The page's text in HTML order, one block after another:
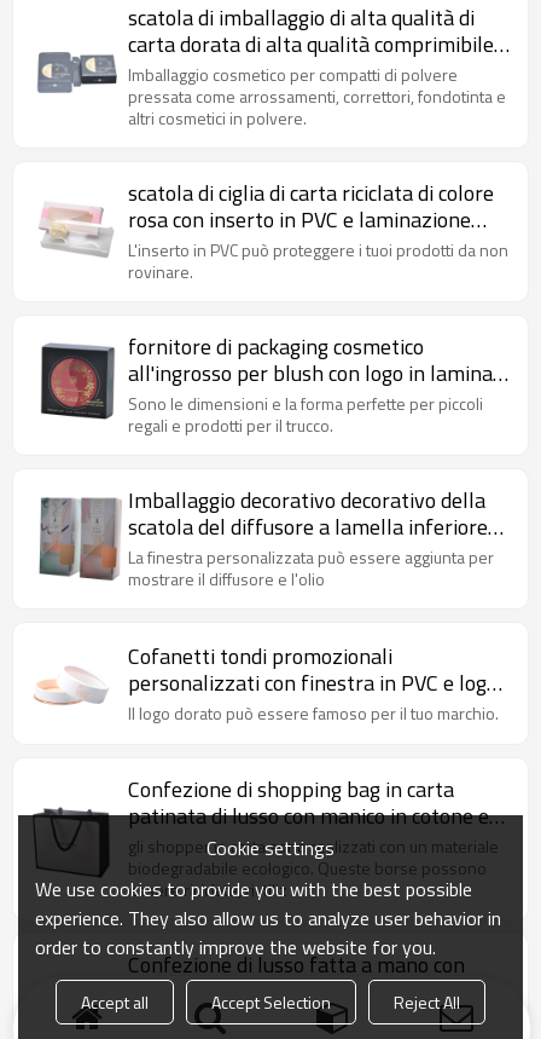
scatola di imballaggio di alta qualità di
carta dorata di alta qualità comprimibile
in polvere con vernice perlata
Imballaggio cosmetico per compatti di polvere
pressata come arrossamenti, correttori, fondotinta e
altri cosmetici in polvere.
scatola di ciglia di carta riciclata di colore
rosa con inserto in PVC e laminazione
opaca
L'inserto in PVC può proteggere i tuoi prodotti da non
rovinare.
fornitore di packaging cosmetico
all'ingrosso per blush con logo in lamina
d'oro e vernice perlata
Sono le dimensioni e la forma perfette per piccoli
regali e prodotti per il trucco.
Imballaggio decorativo decorativo della
scatola del diffusore a lamella inferiore
con laminazione lucida e finestra
fustellata
La finestra personalizzata può essere aggiunta per
mostrare il diffusore e l'olio
Cofanetti tondi promozionali
personalizzati con finestra in PVC e logo
dorato
Il logo dorato può essere famoso per il tuo marchio.
Confezione di shopping bag in carta
patinata di lusso con manico in cotone e
laminazione opaca
gli shopper in carta sono realizzati con un materiale
biodegradabile ecologico. Queste borse possono
essere riciclate, riutiliz
Confezione di lusso fatta a mano con
carta dorata e rossetto di carta con
stampa a caldo e vernice perlata
Scatola cosmetica personalizzata progettata per
Cookie settings
We use cookies to provide you with the best possible
experience. They also allow us to analyze user behavior in
order to constantly improve the website for you.
Accept all Accept Selection
Reject All